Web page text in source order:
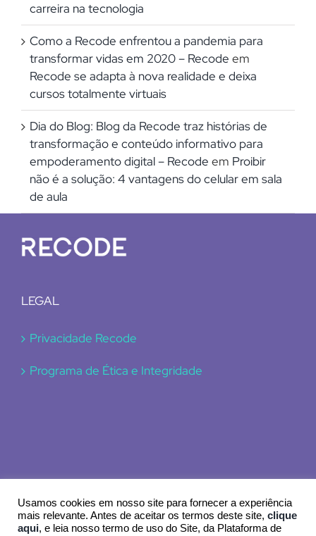
carreira na tecnologia
Como a Recode enfrentou a pandemia para
transformar vidas em 2020 – Recode em
Recode se adapta à nova realidade e deixa
cursos totalmente virtuais
Dia do Blog: Blog da Recode traz histórias de
transformação e conteúdo informativo para
empoderamento digital – Recode em Proibir
não é a solução: 4 vantagens do celular em sala
de aula
LEGAL
Privacidade Recode
Programa de Ética e Integridade
© 2024 Recode
Usamos cookies em nosso site para fornecer a experiência
mais relevante. Antes de aceitar os termos deste site, clique
aqui, e leia nosso termo de uso do Site, da Plataforma de